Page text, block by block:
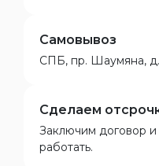
Самовывоз
СПБ, пр. Шаумяна,
Сделаем
Заключим договор
работать.